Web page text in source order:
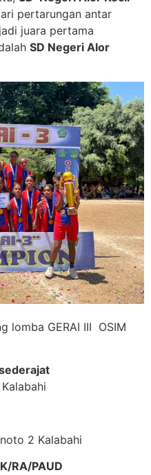
pertarungan antar
juara pertama
SD Negeri Alor
lomba GERAI III OSIM
2 Kalabahi
RA/PAUD